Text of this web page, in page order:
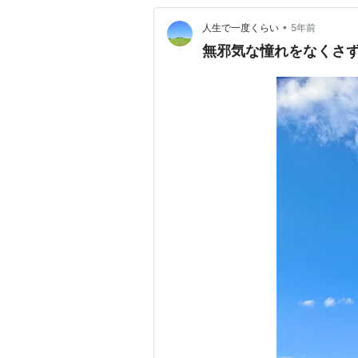
人生で一度くらい • 5年前
無邪気な憧れをなくさ